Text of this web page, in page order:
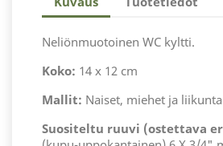
Neliönmuotoinen WC kyltti.
Koko: 14 x 12 cm
Mallit: Naiset, miehet ja
Suositeltu ruuvi (ostettava